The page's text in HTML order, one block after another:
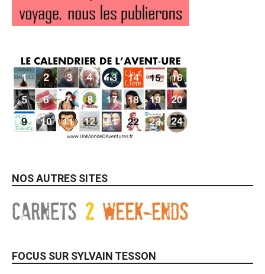
NOS AUTRES SITES
FOCUS SUR SYLVAIN TESSON